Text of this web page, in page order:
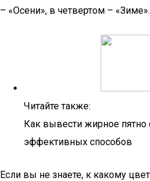
– «Осени», в четвертом – «Зиме».
Читайте также:
Как вывести жирное пятно
эффективных способов
Если вы не знаете, к какому